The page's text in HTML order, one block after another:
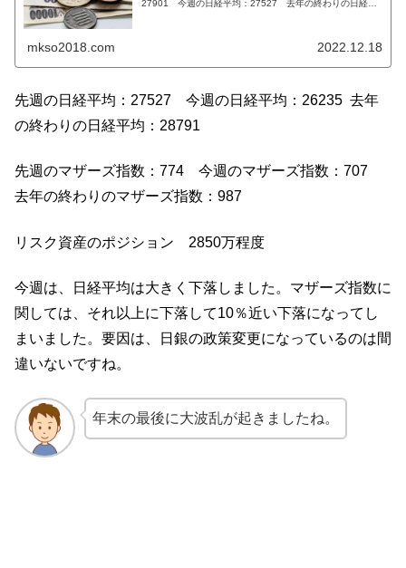
27901 今週の日経平均：27527 去年の終わりの日経平
mkso2018.com 2022.12.18
先週の日経平均：27527 今週の日経平均：26235 去年
の終わりの日経平均：28791
先週のマザーズ指数：774 今週のマザーズ指数：707
去年の終わりのマザーズ指数：987
リスク資産のポジション 2850万程度
今週は、日経平均は大きく下落しました。マザーズ指数に
関しては、それ以上に下落して10％近い下落になってし
まいました。要因は、日銀の政策変更になっているのは間
違いないですね。
年末の最後に大波乱が起きましたね。